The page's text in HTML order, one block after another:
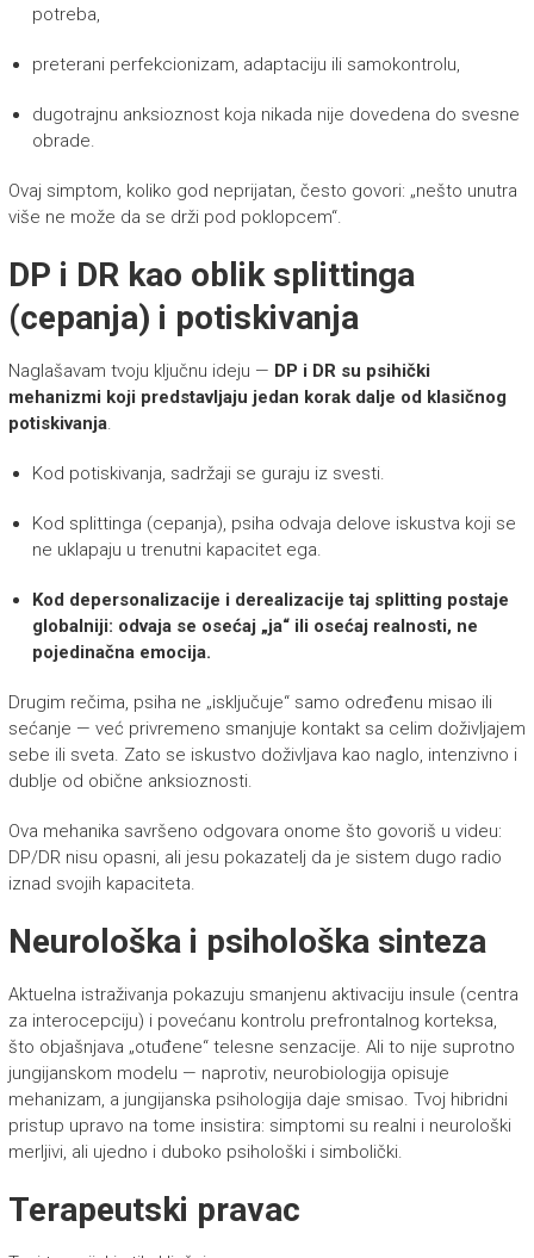
potreba,
preterani perfekcionizam, adaptaciju ili samokontrolu,
dugotrajnu anksioznost koja nikada nije dovedena do svesne
obrade.
Ovaj simptom, koliko god neprijatan, često govori: „nešto unutra
više ne može da se drži pod poklopcem“.
DP i DR kao oblik splittinga
(cepanja) i potiskivanja
Naglašavam tvoju ključnu ideju — DP i DR su psihički
mehanizmi koji predstavljaju jedan korak dalje od klasičnog
potiskivanja.
Kod potiskivanja, sadržaji se guraju iz svesti.
Kod splittinga (cepanja), psiha odvaja delove iskustva koji se
ne uklapaju u trenutni kapacitet ega.
Kod depersonalizacije i derealizacije taj splitting postaje
globalniji: odvaja se osećaj „ja“ ili osećaj realnosti, ne
pojedinačna emocija.
Drugim rečima, psiha ne „isključuje“ samo određenu misao ili
sećanje — već privremeno smanjuje kontakt sa celim doživljajem
sebe ili sveta. Zato se iskustvo doživljava kao naglo, intenzivno i
dublje od obične anksioznosti.
Ova mehanika savršeno odgovara onome što govoriš u videu:
DP/DR nisu opasni, ali jesu pokazatelj da je sistem dugo radio
iznad svojih kapaciteta.
Neurološka i psihološka sinteza
Aktuelna istraživanja pokazuju smanjenu aktivaciju insule (centra
za interocepciju) i povećanu kontrolu prefrontalnog korteksa,
što objašnjava „otuđene“ telesne senzacije. Ali to nije suprotno
jungijanskom modelu — naprotiv, neurobiologija opisuje
mehanizam, a jungijanska psihologija daje smisao. Tvoj hibridni
pristup upravo na tome insistira: simptomi su realni i neurološki
merljivi, ali ujedno i duboko psihološki i simbolički.
Terapeutski pravac